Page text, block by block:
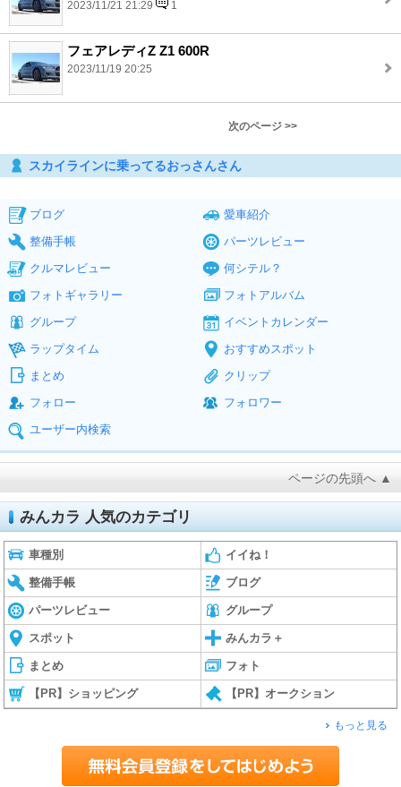
2023/11/21 21:29 1
フェアレディZ Z1 600R
2023/11/19 20:25
次のページ >>
スカイラインに乗ってるおっさんさん
ブログ
愛車紹介
整備手帳
パーツレビュー
クルマレビュー
何シテル？
フォトギャラリー
フォトアルバム
グループ
イベントカレンダー
ラップタイム
おすすめスポット
まとめ
クリップ
フォロー
フォロワー
ユーザー内検索
ページの先頭へ ▲
みんカラ 人気のカテゴリ
車種別 イイね！
整備手帳 ブログ
パーツレビュー グループ
スポット みんカラ＋
まとめ フォト
【PR】ショッピング 【PR】オークション
もっと見る